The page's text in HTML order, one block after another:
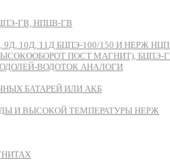
ГВ, НПЦВ-ГВ
10Д, 11Д БЦПЭ-100/150 И НЕРЖ
ПОСТ МАГНИТ), БЦПЭ-
ВОДОТОК АНАЛОГИ
БАТАРЕЙ ИЛИ АКБ
И ВЫСОКОЙ ТЕМПЕРАТУРЫ НЕРЖ